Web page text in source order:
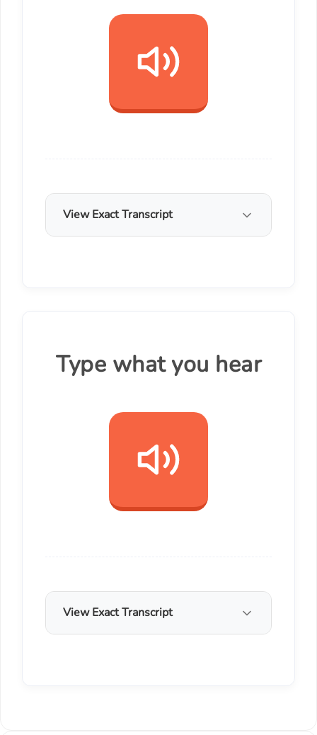
View Exact Transcript
Type what you hear
View Exact Transcript